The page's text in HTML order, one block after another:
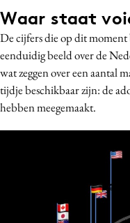
Waar staat
De cijfers die op dit moment
eenduidig beeld over de
wat zeggen over een aantal
tijdje beschikbaar zijn: de
hebben meegemaakt.